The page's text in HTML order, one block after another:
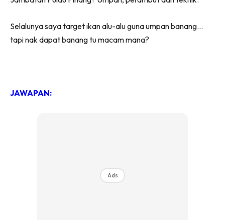
Selalunya saya target ikan alu-alu guna umpan banang…
tapi nak dapat banang tu macam mana?
JAWAPAN:
Ads